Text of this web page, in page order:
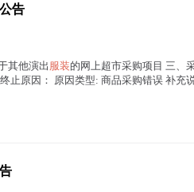
告
其他演出 服装的网上超市采购项目 三、
止原因： 原因类型: 商品采购错误 补充